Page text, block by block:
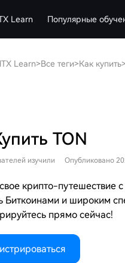
Learn Популярные
Learn>Все теги>Как купить>
TON
изучили Опубликовано
крипто-путешествие
Биткоинами и широким
прямо сейчас!